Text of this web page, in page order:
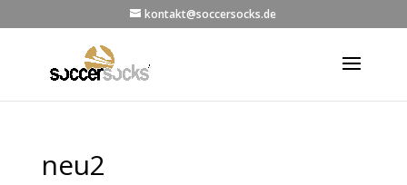
kontakt@soccersocks.de
neu2